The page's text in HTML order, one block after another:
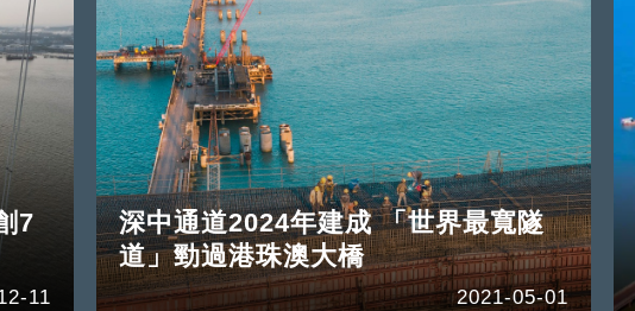
7
11
深中通道2024年建成 「世界最寬隧
道」勁過港珠澳大橋
2021-05-01